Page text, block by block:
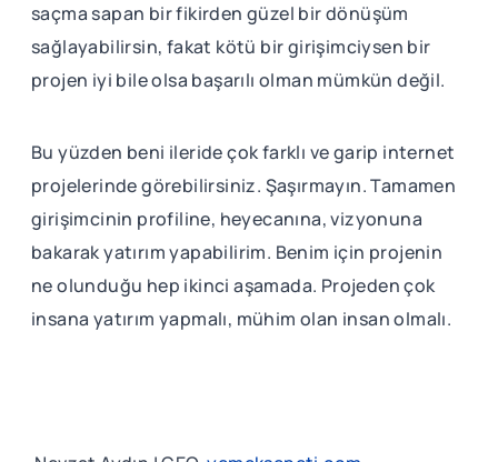
saçma sapan bir fikirden güzel bir dönüşüm
sağlayabilirsin, fakat kötü bir girişimciysen bir
projen iyi bile olsa başarılı olman mümkün değil.
Bu yüzden beni ileride çok farklı ve garip internet
projelerinde görebilirsiniz. Şaşırmayın. Tamamen
girişimcinin profiline, heyecanına, vizyonuna
bakarak yatırım yapabilirim. Benim için projenin
ne olunduğu hep ikinci aşamada. Projeden çok
insana yatırım yapmalı, mühim olan insan olmalı.